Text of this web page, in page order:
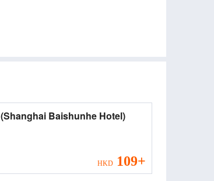
上海百順和旅館 (Shanghai Baishunhe Hotel)
HKD 109+